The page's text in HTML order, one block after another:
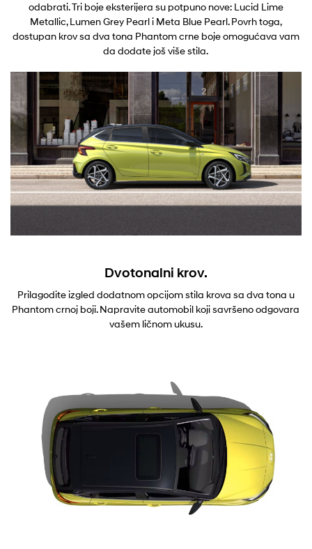
odabrati. Tri boje eksterijera su potpuno nove: Lucid Lime
Metallic, Lumen Grey Pearl i Meta Blue Pearl. Povrh toga,
dostupan krov sa dva tona Phantom crne boje omogućava vam
da dodate još više stila.
Dvotonalni krov.
Prilagodite izgled dodatnom opcijom stila krova sa dva tona u
Phantom crnoj boji. Napravite automobil koji savršeno odgovara
vašem ličnom ukusu.